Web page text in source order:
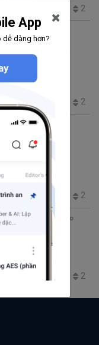
2
5 phút đọc
đang sử dụng
chọn thay thế
2
đọc
và Cookie
hijacking và
2
3 phút đọc
2
App
dễ dàng hơn?